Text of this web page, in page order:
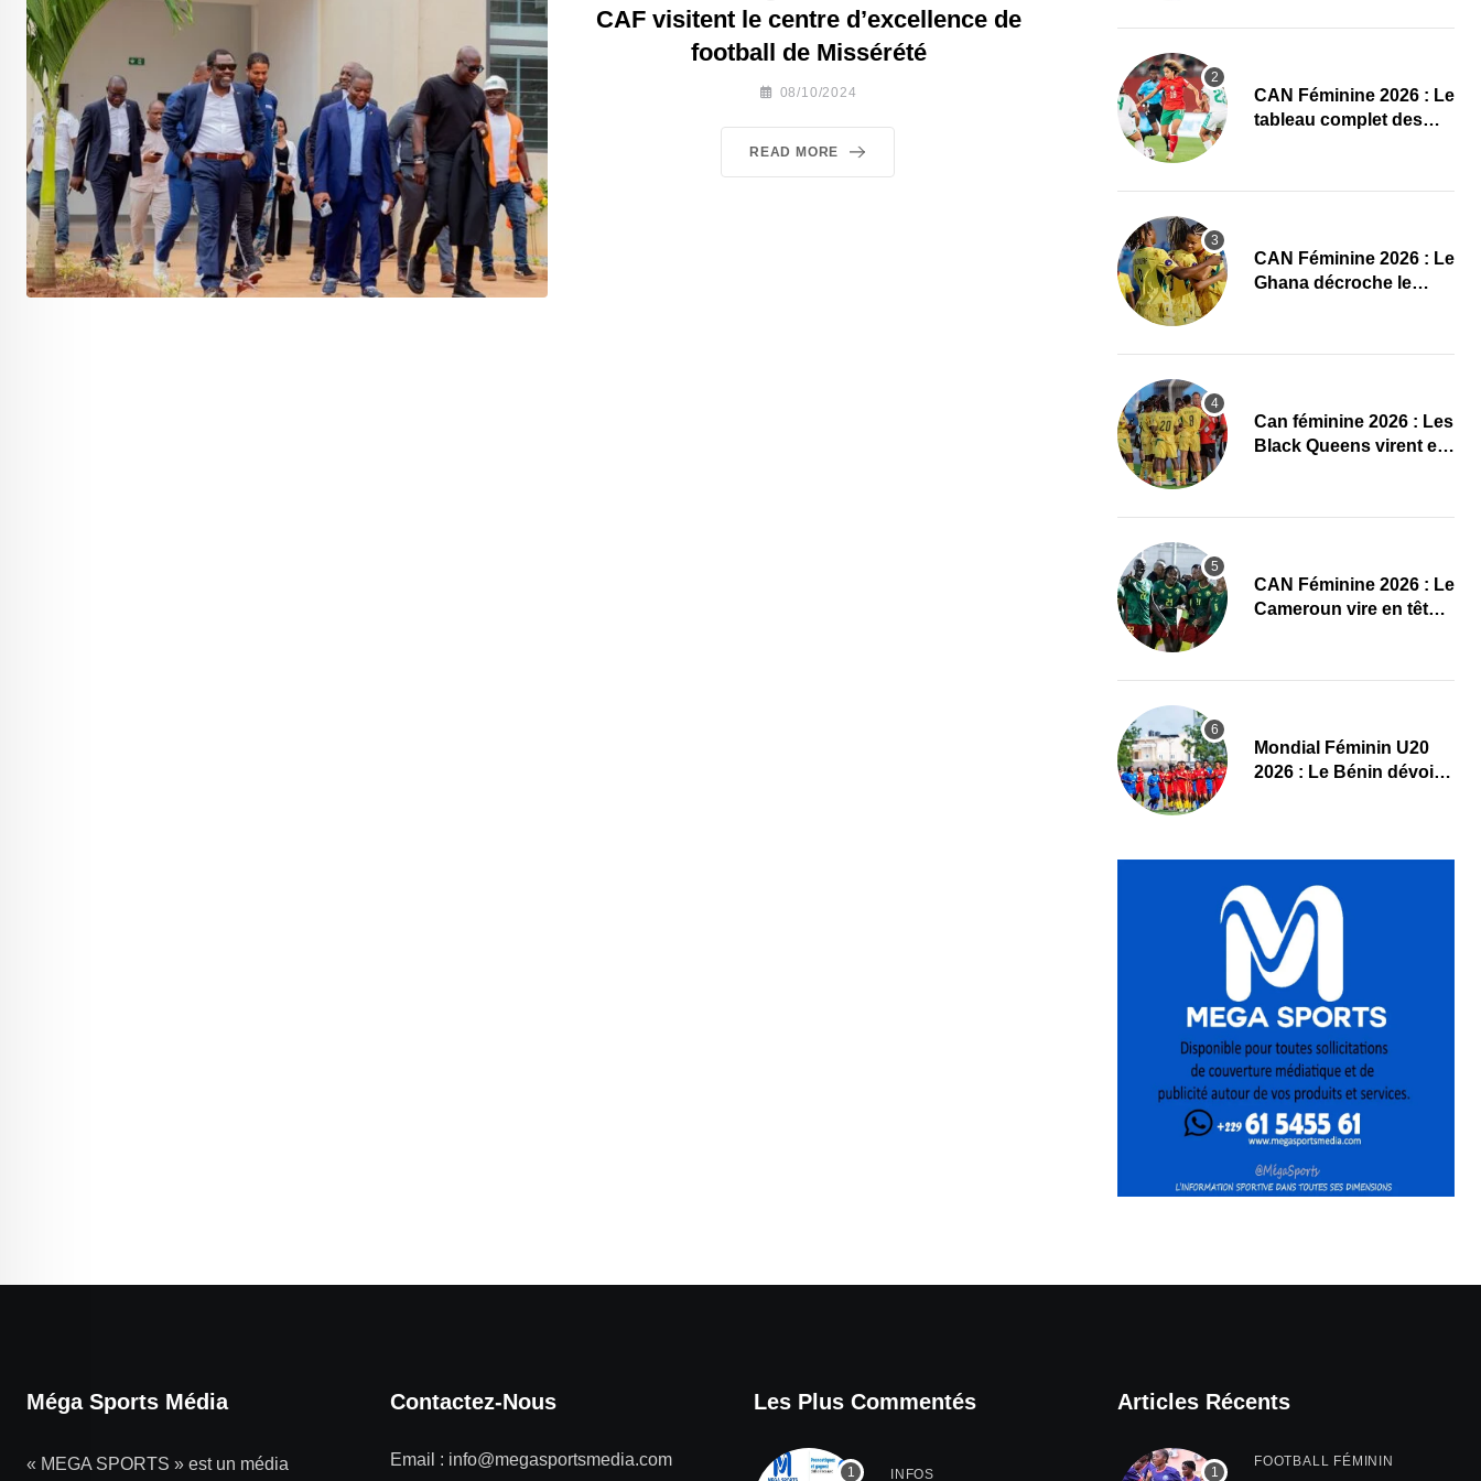
CAF visitent le centre d’excellence de
football de Missérété
08/10/2024
READ MORE
en Gambie
CAN Féminine 2026 : Le
tableau complet des
CAN Féminine 2026 : Le
Ghana décroche le
bien
‎Can féminine 2026 : Les
Black Queens virent en
CAN Féminine 2026 : Le
Cameroun vire en tête
Mondial Féminin U20
2026 : Le Bénin dévoile
Méga Sports Média
« MEGA SPORTS » est un média
Contactez-Nous
Email : info@megasportsmedia.com
Les Plus Commentés
INFOS
Articles Récents
FOOTBALL FÉMININ